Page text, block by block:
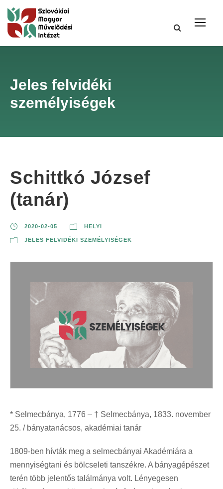
Jeles felvidéki
személyiségek
Schittkó József
(tanár)
2020-02-05 HELYI
JELES FELVIDÉKI SZEMÉLYISÉGEK
* Selmecbánya, 1776 – † Selmecbánya, 1833. november
25. / bányatanácsos, akadémiai tanár
1809-ben hívták meg a selmecbányai Akadémiára a
mennyiségtani és bölcseleti tanszékre. A bányagépészet
terén több jelentős találmánya volt. Lényegesen